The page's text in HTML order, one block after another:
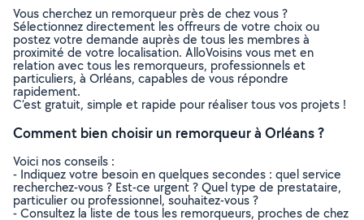
Vous cherchez un remorqueur près de chez vous ?
Sélectionnez directement les offreurs de votre choix ou
postez votre demande auprès de tous les membres à
proximité de votre localisation. AlloVoisins vous met en
relation avec tous les remorqueurs, professionnels et
particuliers, à Orléans, capables de vous répondre
rapidement.
C’est gratuit, simple et rapide pour réaliser tous vos projets !
Comment bien choisir un remorqueur à Orléans ?
Voici nos conseils :
- Indiquez votre besoin en quelques secondes : quel service
recherchez-vous ? Est-ce urgent ? Quel type de prestataire,
particulier ou professionnel, souhaitez-vous ?
- Consultez la liste de tous les remorqueurs, proches de chez